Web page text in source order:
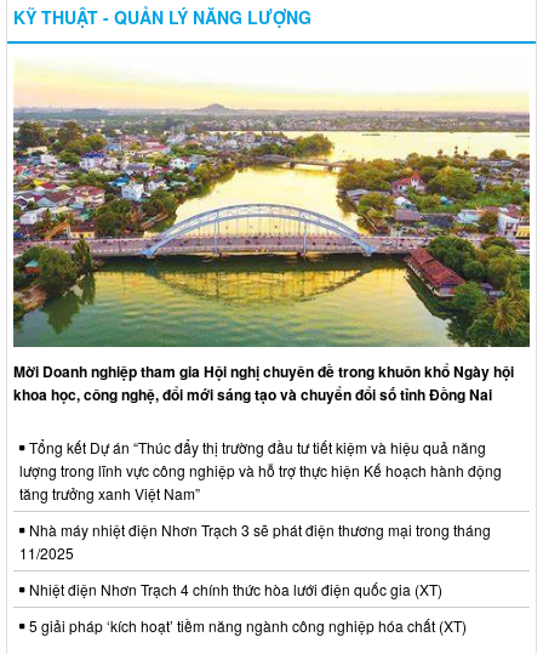
KỸ THUẬT - QUẢN LÝ NĂNG LƯỢNG
Mời Doanh nghiệp tham gia Hội nghị chuyên đề trong khuôn khổ Ngày hội
khoa học, công nghệ, đổi mới sáng tạo và chuyển đổi số tỉnh Đồng Nai
Tổng kết Dự án “Thúc đẩy thị trường đầu tư tiết kiệm và hiệu quả năng
lượng trong lĩnh vực công nghiệp và hỗ trợ thực hiện Kế hoạch hành động
tăng trưởng xanh Việt Nam”
Nhà máy nhiệt điện Nhơn Trạch 3 sẽ phát điện thương mại trong tháng
11/2025
Nhiệt điện Nhơn Trạch 4 chính thức hòa lưới điện quốc gia (XT)
5 giải pháp ‘kích hoạt’ tiềm năng ngành công nghiệp hóa chất (XT)